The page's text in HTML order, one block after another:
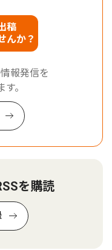
稿
んか？
報発信を
。
を購読